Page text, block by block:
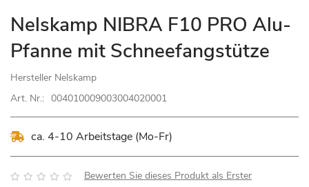
Zum
Anfang
der
springen
Nelskamp NIBRA F10 PRO Alu-
Pfanne mit Schneefangstütze
Hersteller Nelskamp
Art. Nr.: 004010009003004020001
ca. 4-10 Arbeitstage (Mo-Fr)
Bewertung: Bewerten Sie dieses Produkt als Erster